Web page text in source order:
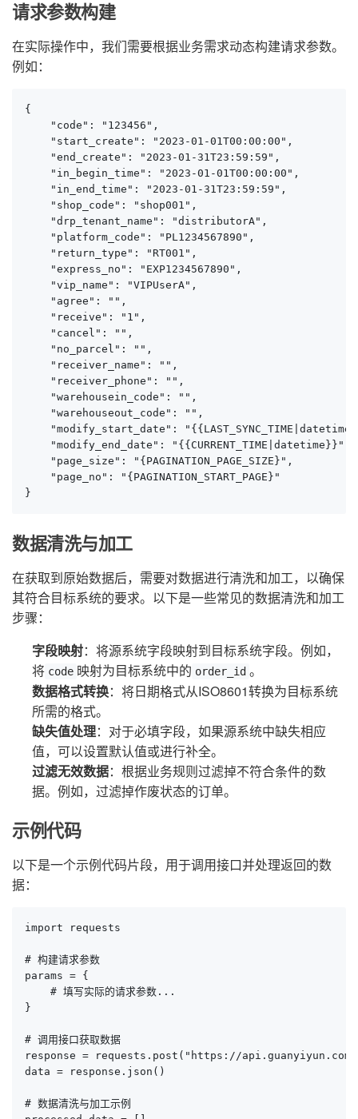
请求参数构建
在实际操作中，我们需要根据业务需求动态构建请求参数。
例如：
{
    "code": "123456",
    "start_create": "2023-01-01T00:00:00",
    "end_create": "2023-01-31T23:59:59",
    "in_begin_time": "2023-01-01T00:00:00",
    "in_end_time": "2023-01-31T23:59:59",
    "shop_code": "shop001",
    "drp_tenant_name": "distributorA",
    "platform_code": "PL1234567890",
    "return_type": "RT001",
    "express_no": "EXP1234567890",
    "vip_name": "VIPUserA",
    "agree": "",
    "receive": "1",
    "cancel": "",
    "no_parcel": "",
    "receiver_name": "",
    "receiver_phone": "",
    "warehousein_code": "",
    "warehouseout_code": "",
"modify_start_date":
    "modify_end_date": "{{CURRENT_TIME|datetime}}",
    "page_size": "{PAGINATION_PAGE_SIZE}",
    "page_no": "{PAGINATION_START_PAGE}"
}
数据清洗与加工
在获取到原始数据后，需要对数据进行清洗和加工，以确保
其符合目标系统的要求。以下是一些常见的数据清洗和加工
步骤：
字段映射：将源系统字段映射到目标系统字段。例如，
将 code 映射为目标系统中的 order_id 。
数据格式转换：将日期格式从ISO8601转换为目标系统
所需的格式。
缺失值处理：对于必填字段，如果源系统中缺失相应
值，可以设置默认值或进行补全。
过滤无效数据：根据业务规则过滤掉不符合条件的数
据。例如，过滤掉作废状态的订单。
示例代码
以下是一个示例代码片段，用于调用接口并处理返回的数
据：
import requests
# 构建请求参数
params = {
    # 填写实际的请求参数...
}
# 调用接口获取数据
response = requests.post("https://
data = response.json()
# 数据清洗与加工示例